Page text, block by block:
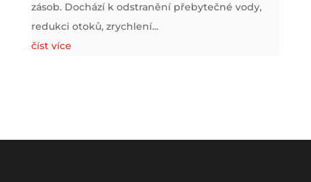
zásob. Dochází k odstranění přebytečné vody,
redukci otoků, zrychlení...
číst více